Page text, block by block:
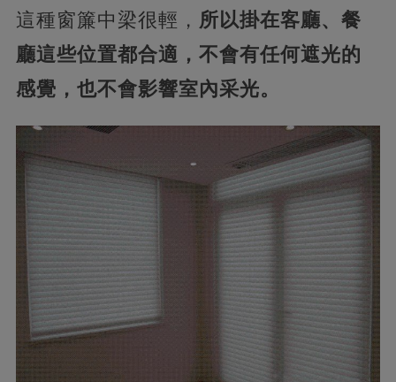
這種窗簾中梁很輕， 所以掛在客廳、餐
廳這些位置都合適，不會有任何遮光的
感覺，也不會影響室內采光。